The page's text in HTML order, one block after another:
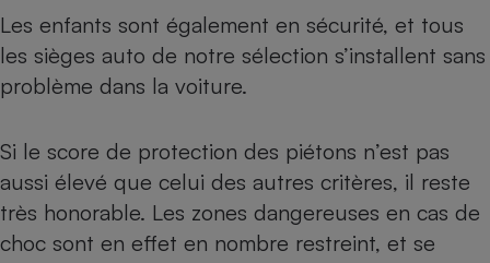
Les enfants sont également en sécurité, et tous
les sièges auto de notre sélection s’installent sans
problème dans la voiture.
Si le score de protection des piétons n’est pas
aussi élevé que celui des autres critères, il reste
très honorable. Les zones dangereuses en cas de
choc sont en effet en nombre restreint, et se